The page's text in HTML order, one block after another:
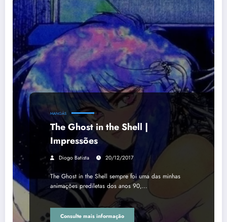
MANGÁS
The Ghost in the Shell |
Impressões
Diogo Batista 20/12/2017
The Ghost in the Shell sempre foi uma das minhas
animações prediletas dos anos 90,…
Consulte mais informação